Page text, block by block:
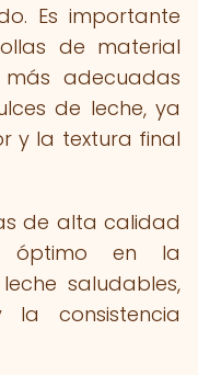
Es importante
de material
adecuadas
de leche, ya
y la textura final
de alta calidad
óptimo en la
saludables,
consistencia